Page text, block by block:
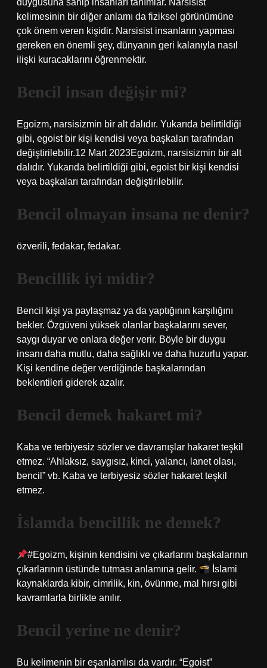
duygusuna sahip insanları tanımlar. Narsisist
kelimesinin bir diğer anlamı da fiziksel görünümüne
çok önem veren kişidir. Narsisist insanların yapması
gereken en önemli şey, dünyanın geri kalanıyla nasıl
ilişki kuracaklarını öğrenmektir.
Bencil insan değişir mi?
Egoizm, narsisizmin bir alt dalıdır. Yukarıda belirtildiği
gibi, egoist bir kişi kendisi veya başkaları tarafından
değiştirilebilir.12 Mart 2023Egoizm, narsisizmin bir alt
dalıdır. Yukarıda belirtildiği gibi, egoist bir kişi kendisi
veya başkaları tarafından değiştirilebilir.
Bencil olmayan insana ne denir?
özverili, fedakar, fedakar.
Bencillik iyi midir?
Bencil kişi ya paylaşmaz ya da yaptığının karşılığını
bekler. Özgüveni yüksek olanlar başkalarını sever,
saygı duyar ve onlara değer verir. Böyle bir duygu
insanı daha mutlu, daha sağlıklı ve daha huzurlu yapar.
Kişi kendine değer verdiğinde başkalarından
beklentileri giderek azalır.
Bencil demek hakaret mi?
Kaba ve terbiyesiz sözler ve davranışlar hakaret teşkil
etmez. “Ahlaksız, saygısız, kinci, yalancı, lanet olası,
bencil” vb. Kaba ve terbiyesiz sözler hakaret teşkil
etmez.
İslamda bencillik ne demek?
#Egoizm, kişinin kendisini ve çıkarlarını başkalarının
çıkarlarının üstünde tutması anlamına gelir.
İslami
kaynaklarda kibir, cimrilik, kin, övünme, mal hırsı gibi
kavramlarla birlikte anılır.
Bencil yerine ne denir?
Bu kelimenin bir eşanlamlısı da vardır. “Egoist”